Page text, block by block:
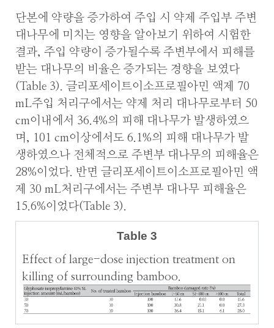
단본에 약량을 증가하여 주입 시 약제 주입부 주변
대나무에 미치는 영향을 알아보기 위하여 시험한
결과, 주입 약량이 증가될수록 주변부에서 피해를
받는 대나무의 비율은 증가되는 경향을 보였다
(Table 3). 글리포세이트이소프로필아민 액제 70
mL주입 처리구에서는 약제 처리 대나무로부터 50
cm이내에서 36.4%의 피해 대나무가 발생하였으
며, 101 cm이상에서도 6.1%의 피해 대나무가 발
생하였으나 전체적으로 주변부 대나무의 피해율은
28%이었다. 반면 글리포세이트이소프로필아민 액
제 30 mL처리구에서는 주변부 대나무 피해율은
15.6%이었다(Table 3).
Table 3
Effect of large-dose injection treatment on
killing of surrounding bamboo.